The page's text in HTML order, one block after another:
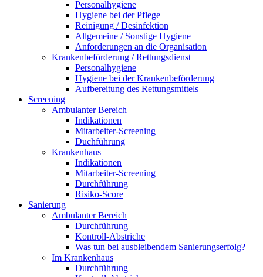
Personalhygiene
Hygiene bei der Pflege
Reinigung / Desinfektion
Allgemeine / Sonstige Hygiene
Anforderungen an die Organisation
Krankenbeförderung / Rettungsdienst
Personalhygiene
Hygiene bei der Krankenbeförderung
Aufbereitung des Rettungsmittels
Screening
Ambulanter Bereich
Indikationen
Mitarbeiter-Screening
Duchführung
Krankenhaus
Indikationen
Mitarbeiter-Screening
Durchführung
Risiko-Score
Sanierung
Ambulanter Bereich
Durchführung
Kontroll-Abstriche
Was tun bei ausbleibendem Sanierungserfolg?
Im Krankenhaus
Durchführung